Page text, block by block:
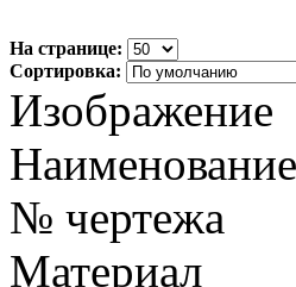
На странице:
Сортировка:
Изображение
Наименование
№ чертежа
Материал